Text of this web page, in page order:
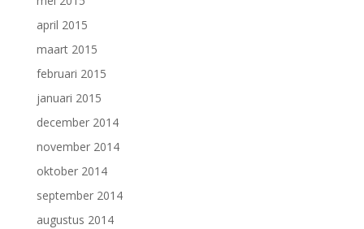
april 2015
maart 2015
februari 2015
januari 2015
december 2014
november 2014
oktober 2014
september 2014
augustus 2014